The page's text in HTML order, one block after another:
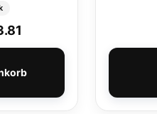
Preis war:
Aktueller Preis ist: €